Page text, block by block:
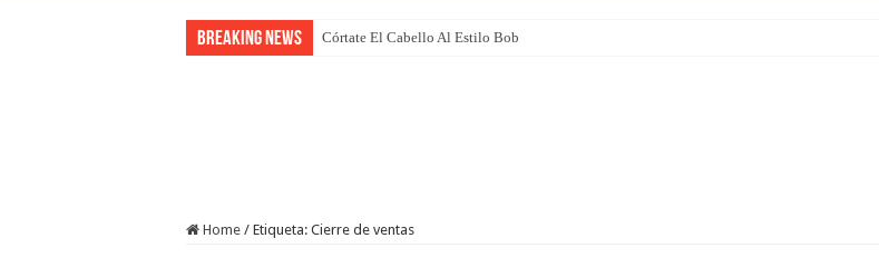
Breaking News Córtate El Cabello Al Estilo Bob
Home / Etiqueta: Cierre de ventas